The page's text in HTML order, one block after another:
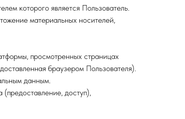
которого является Пользователь.
материальных носителей,
просмотренных страницах
браузером Пользователя).
данным.
доступ),